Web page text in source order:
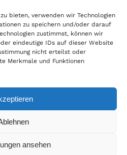
bieten, verwenden wir Technologien
zu speichern und/oder darauf
zustimmst, können wir
eindeutige IDs auf dieser Website
nicht erteilst oder
Merkmale und Funktionen
ansehen
ein. Auch wir sind wie
Mitglied im Händlerbund
Onlinehandel.
|Impressum|Datenschutz|Cookie
Zahlung & Versand